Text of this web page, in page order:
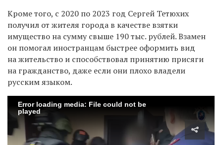
Кроме того, с 2020 по 2023 год Сергей Тетюхих
получил от жителя города в качестве взятки
имущество на сумму свыше 190 тыс. рублей. Взамен
он помогал иностранцам быстрее оформить вид
на жительство и способствовал принятию присяги
на гражданство, даже если они плохо владели
русским языком.
Error loading media: File could not be
played